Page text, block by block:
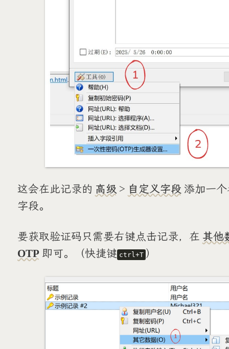
这会在此记录的 高级 > 自定义字段 添加一个
字段。
要获取验证码只需要右键点击记录，在 其他
OTP 即可。（快捷键 ctrl+T ）